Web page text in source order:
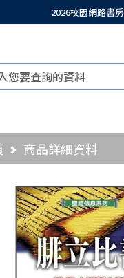
2026校園網路書
商品詳細資料